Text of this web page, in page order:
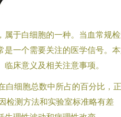
属于白细胞的一种。当血常规
是一个需要关注的医学信号。
床意义及相关注意事项。
白细胞总数中所占的百分比，
检测方法和实验室标准略有差